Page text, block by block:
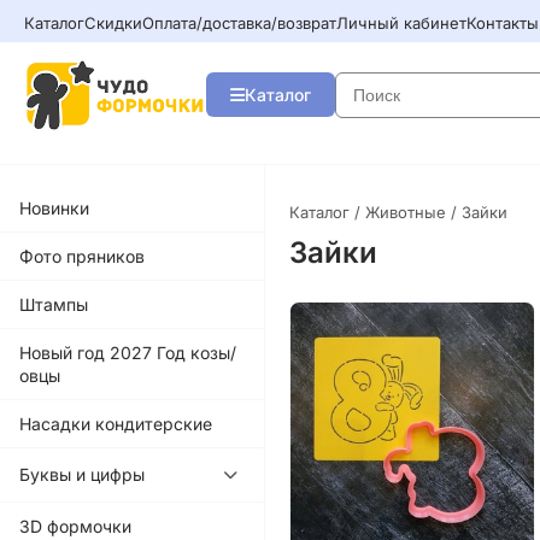
КаталогСкидкиОплата/доставка/возвратЛичный кабинетКонтакты
Каталог
Новинки
Фото пряников
Штампы
Новый год 2027 Год козы/
овцы
Насадки кондитерские
Буквы и цифры
3D формочки
Каталог / Животные / Зайки
Зайки